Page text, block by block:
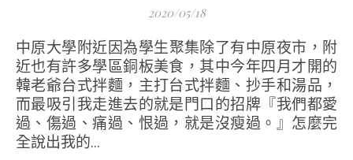
2020/05/18
中原大學附近因為學生聚集除了有中原夜市，附
近也有許多學區銅板美食，其中今年四月才開的
韓老爺台式拌麵，主打台式拌麵、抄手和湯品，
而最吸引我走進去的就是門口的招牌『我們都愛
過、傷過、痛過、恨過，就是沒瘦過。』怎麼完
全說出我的...